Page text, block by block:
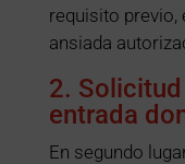
requisito previo,
ansiada
2.
entrada
En segundo